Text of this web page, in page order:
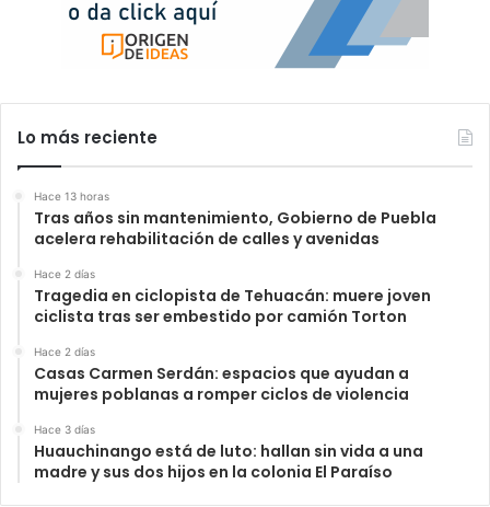
Lo más reciente
Hace 13 horas
Tras años sin mantenimiento, Gobierno de Puebla
acelera rehabilitación de calles y avenidas
Hace 2 días
Tragedia en ciclopista de Tehuacán: muere joven
ciclista tras ser embestido por camión Torton
Hace 2 días
Casas Carmen Serdán: espacios que ayudan a
mujeres poblanas a romper ciclos de violencia
Hace 3 días
Huauchinango está de luto: hallan sin vida a una
madre y sus dos hijos en la colonia El Paraíso